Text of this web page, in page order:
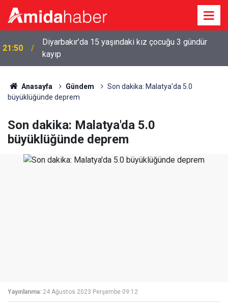
21:50
Diyarbakır’da 15 yaşındaki kız çocuğu 3 gündür
kayıp
Anasayfa Gündem
Son dakika: Malatya'da 5.0
büyüklüğünde deprem
Son dakika: Malatya'da 5.0
büyüklüğünde deprem
Yayınlanma: 24 Ağustos 2023 Perşembe 09:12